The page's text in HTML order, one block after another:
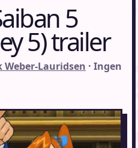
5
5) trailer
Weber-Lauridsen · Ingen